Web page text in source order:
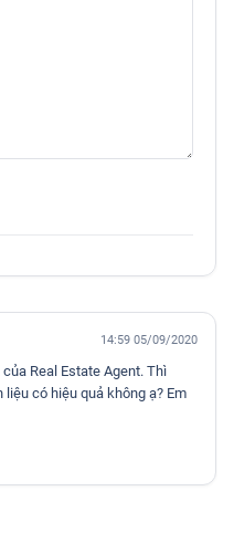
14:59 05/09/2020
Real Estate Agent. Thì
có hiệu quả không ạ? Em